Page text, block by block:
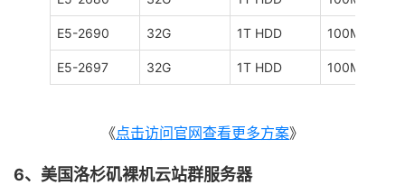
E5-2690 32G 1T HDD 100M
E5-2697 32G 1T HDD 100M
《点击访问官网查看更多方案》
6、美国洛杉矶裸机云站群服务器